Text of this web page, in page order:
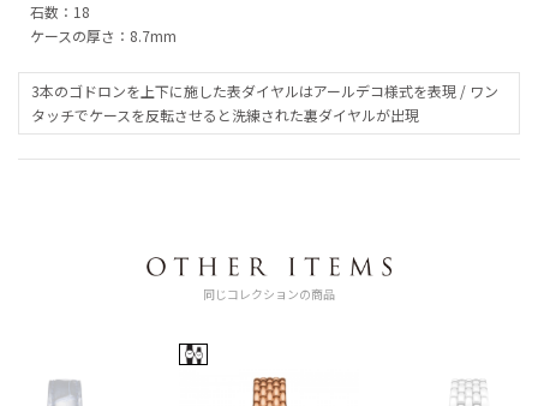
石数：18
ケースの厚さ：8.7mm
3本のゴドロンを上下に施した表ダイヤルはアールデコ様式を表現 / ワン
タッチでケースを反転させると洗練された裏ダイヤルが出現
同じコレクションの商品